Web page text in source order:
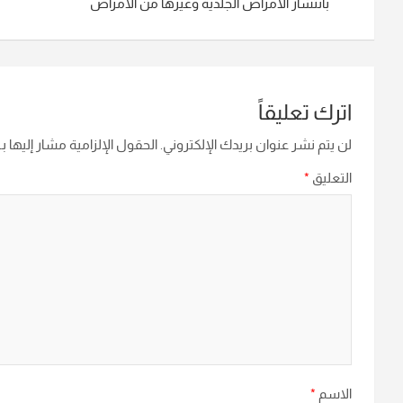
بأنتشار الأمراض الجلدية وغيرها من الامراض
اترك تعليقاً
لن يتم نشر عنوان بريدك الإلكتروني. الحقول الإلزامية مشار إليها
التعليق *
الاسم *